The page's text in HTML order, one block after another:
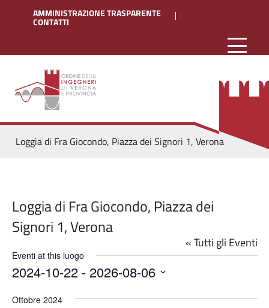
AMMINISTRAZIONE TRASPARENTE
CONTATTI
Loggia di Fra Giocondo, Piazza dei Signori 1, Verona
Loggia di Fra Giocondo, Piazza dei
Signori 1, Verona
« Tutti gli Eventi
Eventi at this luogo
2024-10-22 - 2026-08-06
la
Ottobre 2024